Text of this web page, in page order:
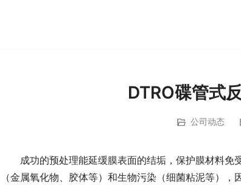
DTRO碟管式
公司动态
成功的预处理能延缓膜表面的结垢，保护膜材料
（金属氧化物、胶体等）和生物污染（细菌粘泥等）